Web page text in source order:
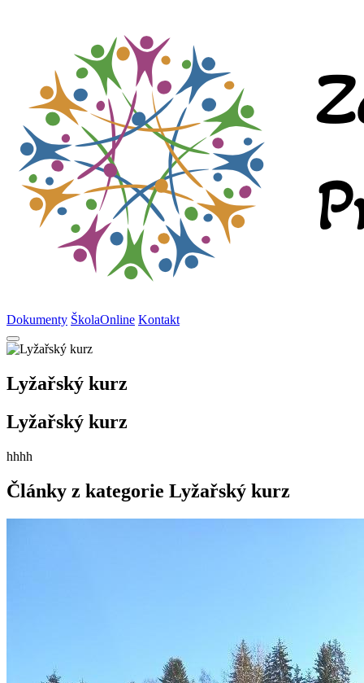
Dokumenty ŠkolaOnline Kontakt
Lyžařský kurz
Lyžařský kurz
hhhh
Články z kategorie Lyžařský kurz